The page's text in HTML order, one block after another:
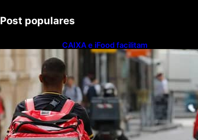
Post populares
CAIXA e iFood facilitam
financiamento de motos e bicicletas
elétricas para entregadores